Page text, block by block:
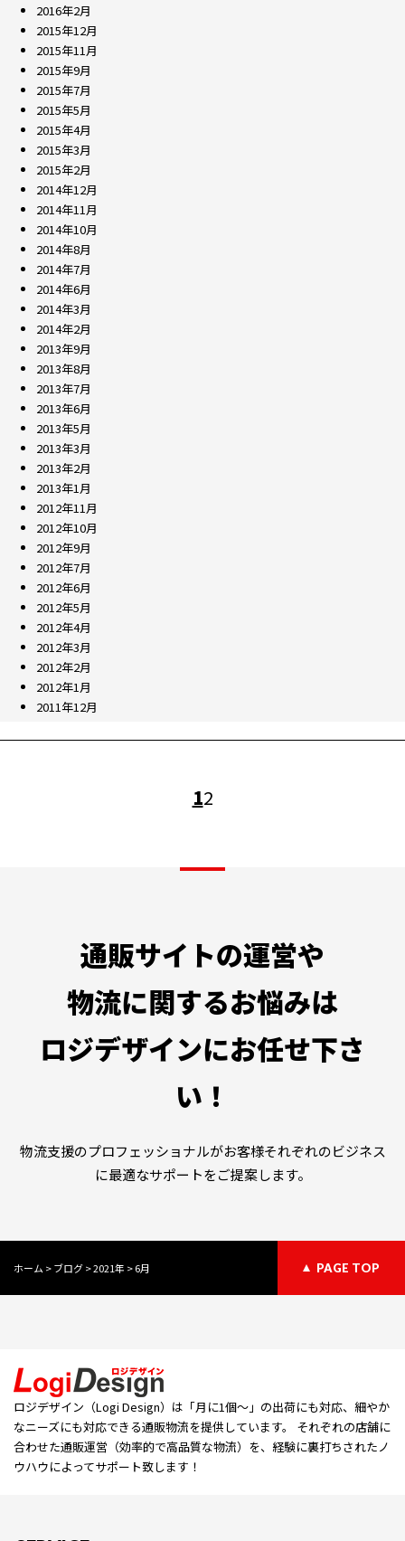
2016年2月
2015年12月
2015年11月
2015年9月
2015年7月
2015年5月
2015年4月
2015年3月
2015年2月
2014年12月
2014年11月
2014年10月
2014年8月
2014年7月
2014年6月
2014年3月
2014年2月
2013年9月
2013年8月
2013年7月
2013年6月
2013年5月
2013年3月
2013年2月
2013年1月
2012年11月
2012年10月
2012年9月
2012年7月
2012年6月
2012年5月
2012年4月
2012年3月
2012年2月
2012年1月
2011年12月
12
通販サイトの運営や
物流に関するお悩みは
ロジデザインにお任せ下さ
い！
物流支援のプロフェッショナルがお客様それぞれのビジネス
に最適なサポートをご提案します。
ホーム >ブログ>2021年 >6月 PAGE TOP
ロジデザイン（Logi Design）は「⽉に1個〜」の出荷にも対応、細やか
なニーズにも対応できる通販物流を提供しています。 それぞれの店舗に
合わせた通販運営（効率的で高品質な物流）を、経験に裏打ちされたノ
ウハウによってサポート致します！